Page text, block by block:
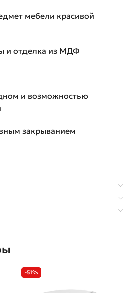
мебели красивой
и отделка из МДФ
и возможностью
закрыванием
-51%